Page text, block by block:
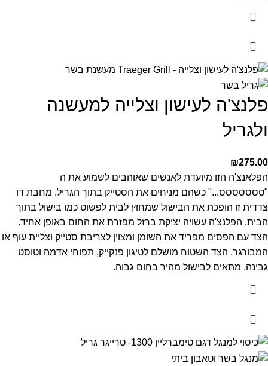
פלנצ'ה לעישון וצלייה למעשנה
ולגריל
₪275.00
הפלאנצ'ה הזו מיועדת לאנשים שאוהבים לשמוע את ה
"טסססססס..." כשהם מניחים את הסטייק בתוך הגריל. מחבת דו
צדדית זו הופכת את הבישול שמחוץ לבית לפשוט כמו בישול בתוך
הבית. הפלנצ'ה עשויה יציקת ברזל מפזרת את החום באופן אחיד.
הצד עם הפסים מפריד את השומן ומצוין לצריבת סטייק וצליית עוף או
המבורגר. הצד השטוח מושלם לטיגון פנקייק, תפוחי אדמה וטוסט
גבינה. מתאים לבישול מהיר בחום גבוה.